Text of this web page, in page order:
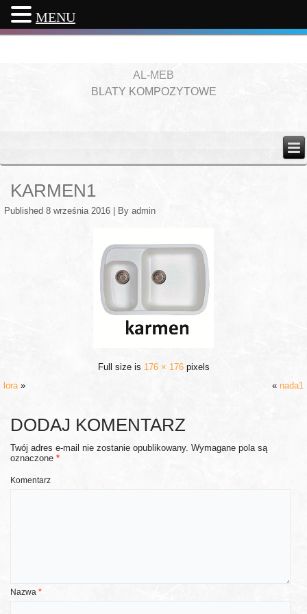
AL-MEB
BLATY KOMPOZYTOWE
KARMEN1
Published 8 września 2016 By admin
Full size is 176 × 176pixels
lora » « nada1
DODAJ KOMENTARZ
Twój adres e-mail nie zostanie opublikowany. Wymagane pola są
oznaczone*
Komentarz
Nazwa*
MENU